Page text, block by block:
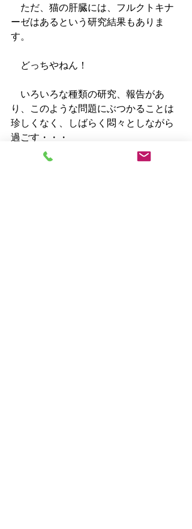
ただ、猫の肝臓には、フルクトキナ
ーゼはあるという研究結果もありま
す。
どっちやねん！
いろいろな種類の研究、報告があ
り、このような問題にぶつかることは
珍しくなく、しばらく悶々としながら
過ごす・・・
の、繰り返し。